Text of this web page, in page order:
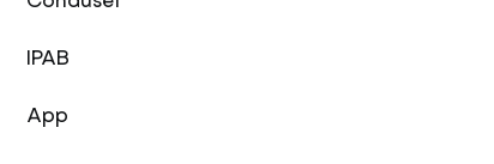
IPAB
App